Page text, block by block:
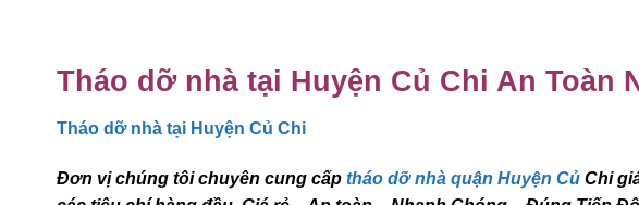
Tháo dỡ nhà tại Huyện Củ Chi An Toàn
Tháo dỡ nhà tại Huyện Củ Chi